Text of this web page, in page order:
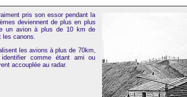
pris son essor pendant la
deviennent de plus en plus
un avion à plus de 10 km de
les canons.
les avions à plus de 70km,
comme étant ami ou
accouplée au radar.